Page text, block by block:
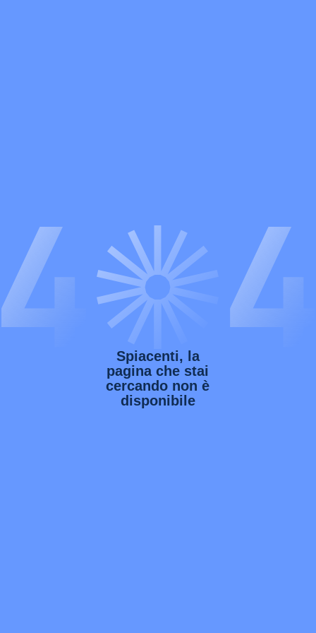
Spiacenti, la
pagina che stai
cercando non è
disponibile